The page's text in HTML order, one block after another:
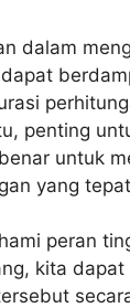
dalam
penting
untuk
yang
peran
kita